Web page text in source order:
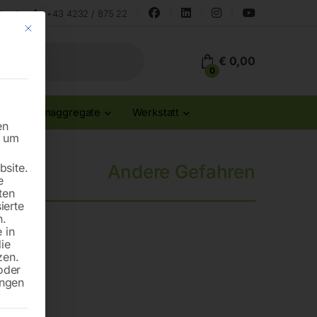
+43 4232 / 875 22
0
€ 0,00
Stromaggregate Werkstatt
Andere Gefahren
Mit diesem Button wird der Dialog geschlossen. Seine Funktionalität ist
in